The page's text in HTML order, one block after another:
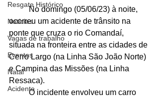
Resgate Histórico
Notícias
Vagas de trabalho
Eventos
Natal
Acidente
	No domingo (05/06/23) à noite,
ocorreu um acidente de trânsito na
ponte que cruza o rio Comandaí,
situada na fronteira entre as cidades de
Cerro Largo (na Linha São João Norte)
e Campina das Missões (na Linha
Ressaca).
	O incidente envolveu um carro